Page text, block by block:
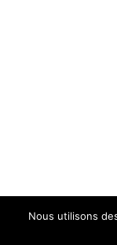
Nous utilisons